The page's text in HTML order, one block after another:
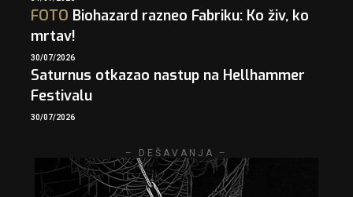
FOTO Biohazard razneo Fabriku: Ko živ, ko
mrtav!
30/07/2026
Saturnus otkazao nastup na Hellhammer
Festivalu
30/07/2026
– DEŠAVANJA –